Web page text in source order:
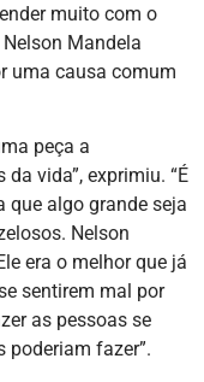
muito com o
Mandela
uma causa comum
peça a
vida”, exprimiu. “É
que algo grande seja
Nelson
era o melhor que já
sentirem mal por
as pessoas se
poderiam fazer”.